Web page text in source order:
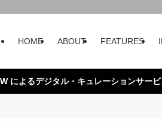
HOME ABOUT FEATURES
によるデジタル・キュレーションサービ